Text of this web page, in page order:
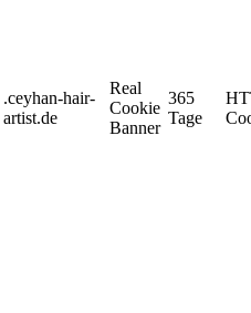
.ceyhan-hair-
artist.de
Real
Cookie
Banner
365
Tage